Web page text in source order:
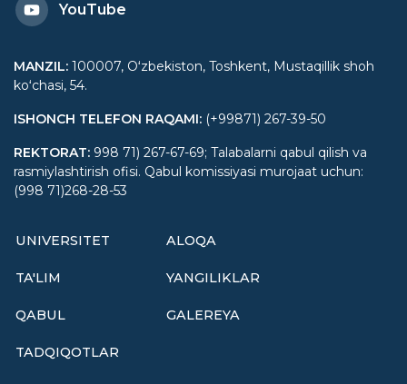
YouTube
MANZIL: 100007, Oʻzbekiston, Toshkent, Mustaqillik shoh
koʻchasi, 54.
ISHONCH TELEFON RAQAMI: (+99871) 267-39-50
REKTORAT: 998 71) 267-67-69; Talabalarni qabul qilish va
rasmiylashtirish ofisi. Qabul komissiyasi murojaat uchun:
(998 71)268-28-53
UNIVERSITET
TA'LIM
QABUL
TADQIQOTLAR
ALOQA
YANGILIKLAR
GALEREYA